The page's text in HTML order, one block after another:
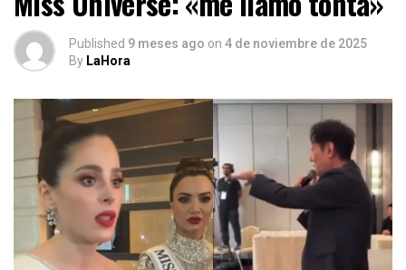
Published 9 meses ago on 4 de noviembre de 2025
By LaHora